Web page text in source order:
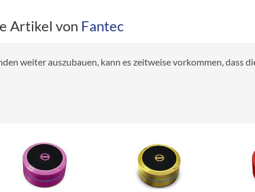
Artikel von Fantec
weiter auszubauen, kann es zeitweise vorkommen, dass